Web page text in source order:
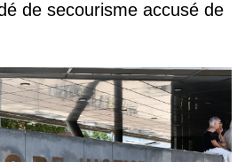
de secourisme accusé de